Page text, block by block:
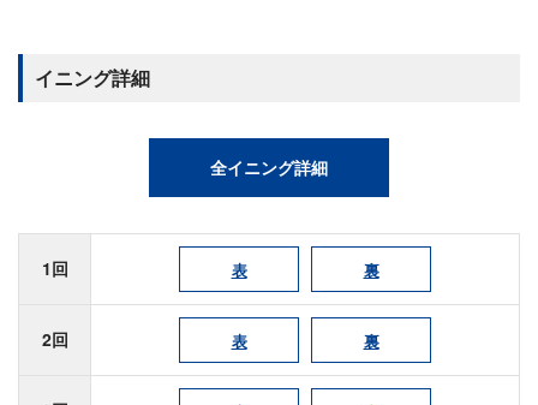
イニング詳細
全イニング詳細
1回 表 裏
2回 表 裏